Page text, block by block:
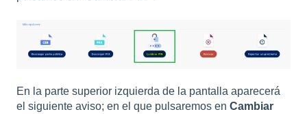
En la parte superior izquierda de la pantalla aparecerá
el siguiente aviso; en el que pulsaremos en Cambiar